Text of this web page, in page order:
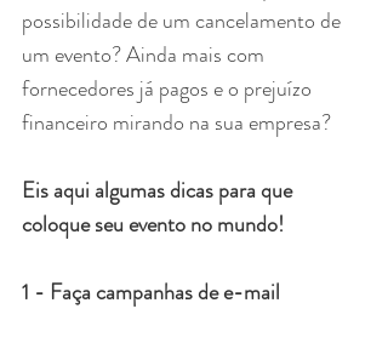
possibilidade de um cancelamento de
um evento? Ainda mais com
fornecedores já pagos e o prejuízo
financeiro mirando na sua empresa?
Eis aqui algumas dicas para que
coloque seu evento no mundo!
1 - Faça campanhas de e-mail